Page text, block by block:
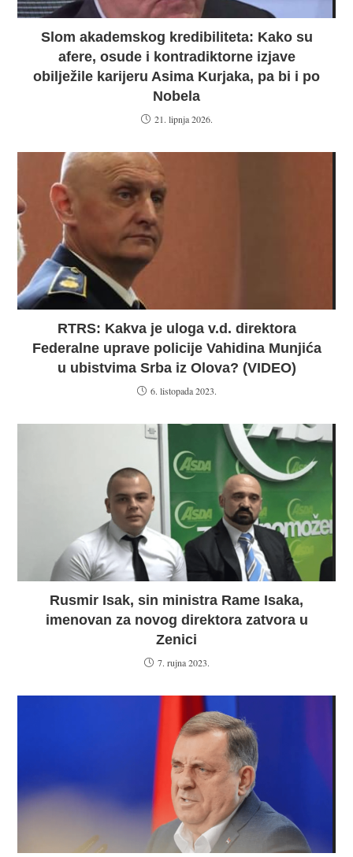
Slom akademskog kredibiliteta: Kako su
afere, osude i kontradiktorne izjave
obilježile karijeru Asima Kurjaka, pa bi i po
Nobela
21. lipnja 2026.
RTRS: Kakva je uloga v.d. direktora
Federalne uprave policije Vahidina Munjića
u ubistvima Srba iz Olova? (VIDEO)
6. listopada 2023.
Rusmir Isak, sin ministra Rame Isaka,
imenovan za novog direktora zatvora u
Zenici
7. rujna 2023.